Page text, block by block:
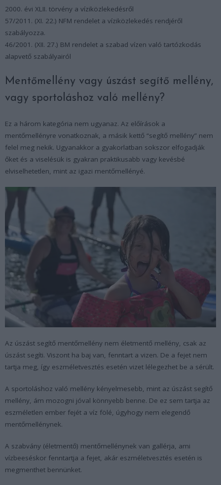
2000. évi XLII. törvény a víziközlekedésről
57/2011. (XI. 22.) NFM rendelet a víziközlekedés rendjéről
szabályozza.
46/2001. (XII. 27.) BM rendelet a szabad vízen való tartózkodás
alapvető szabályairól
Mentőmellény vagy úszást segítő mellény,
vagy sportoláshoz való mellény?
Ez a három kategória nem ugyanaz. Az előírások a
mentőmellényre vonatkoznak, a másik kettő “segítő mellény” nem
felel meg nekik. Ugyanakkor a gyakorlatban sokszor elfogadják
őket és a viselésük is gyakran praktikusabb vagy kevésbé
elviselhetetlen, mint az igazi mentőmellényé.
Az úszást segítő mentőmellény nem életmentő mellény, csak az
úszást segíti. Viszont ha baj van, fenntart a vizen. De a fejet nem
tartja meg, így eszméletvesztés esetén vizet lélegezhet be a sérült.
A sportoláshoz való mellény kényelmesebb, mint az úszást segítő
mellény, ám mozogni jóval könnyebb benne. De ez sem tartja az
eszméletlen ember fejét a víz fölé, úgyhogy nem elegendő
mentőmellénynek.
A szabvány (életmentő) mentőmellénynek van gallérja, ami
vízbeeséskor fenntartja a fejet, akár eszméletvesztés esetén is
megmenthet bennünket.